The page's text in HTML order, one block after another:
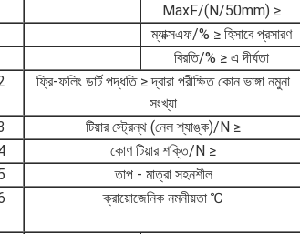
MaxF/(N/50mm) ≥
ম্যাক্সএফ/% ≥ হিসাবে প্রসারণ
বিরতি/% ≥ এ দীর্ঘতা
ফ্রি-ফলিং ডার্ট পদ্ধতি ≥ দ্বারা পরীক্ষিত কোন ভাঙ্গা নমুনা
সংখ্যা
টিয়ার স্ট্রেন্থ (নেল শ্যাঙ্ক)/N ≥
কোণ টিয়ার শক্তি/N ≥
তাপ - মাত্রা সহনশীল
ক্রায়োজেনিক নমনীয়তা ℃